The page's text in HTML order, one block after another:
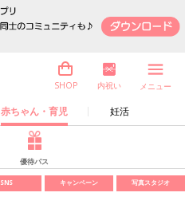
赤ちゃん・育児 妊活
SHOP 内祝い メニュー
優待パス
SNS キャンペーン 写真スタジオ